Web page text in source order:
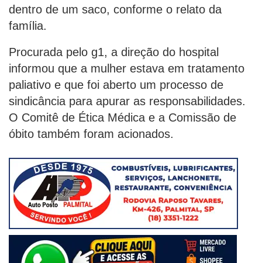
dentro de um saco, conforme o relato da
família.
Procurada pelo g1, a direção do hospital
informou que a mulher estava em tratamento
paliativo e que foi aberto um processo de
sindicância para apurar as responsabilidades.
O Comitê de Ética Médica e a Comissão de
óbito também foram acionados.